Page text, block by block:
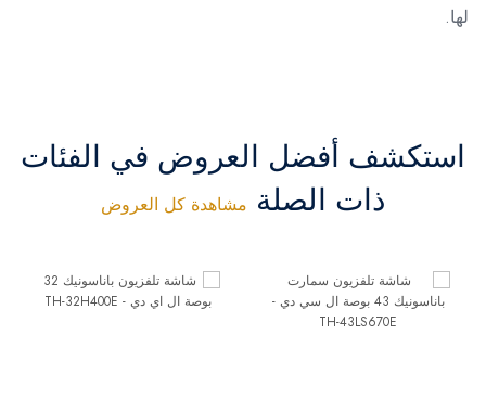
لها.
استكشف أفضل العروض في الفئات
ذات الصلة مشاهدة كل العروض